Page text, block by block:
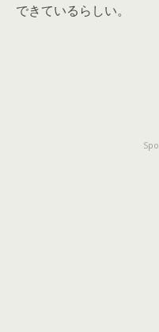
できているらしい。